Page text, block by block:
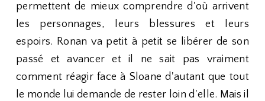
permettent de mieux comprendre d'où arrivent
les personnages, leurs blessures et leurs
espoirs. Ronan va petit à petit se libérer de son
passé et avancer et il ne sait pas vraiment
comment réagir face à Sloane d'autant que tout
le monde lui demande de rester loin d'elle. Mais il